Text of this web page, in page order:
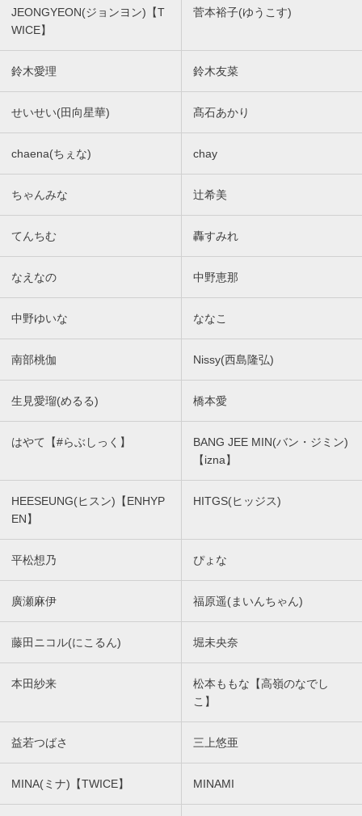
JEONGYEON(ジョンヨン)【T
WICE】
菅本裕子(ゆうこす)
鈴木愛理 鈴木友菜
せいせい(田向星華) 髙石あかり
chaena(ちぇな) chay
ちゃんみな 辻希美
てんちむ 轟すみれ
なえなの 中野恵那
中野ゆいな ななこ
南部桃伽 Nissy(西島隆弘)
生見愛瑠(めるる) 橋本愛
はやて【#らぶしっく】
BANG JEE MIN(バン・ジミン)
【izna】
HEESEUNG(ヒスン)【ENHYP
EN】
HITGS(ヒッジス)
平松想乃 ぴょな
廣瀬麻伊 福原遥(まいんちゃん)
藤田ニコル(にこるん) 堀未央奈
本田紗来
松本ももな【高嶺のなでし
こ】
益若つばさ 三上悠亜
MINA(ミナ)【TWICE】 MINAMI